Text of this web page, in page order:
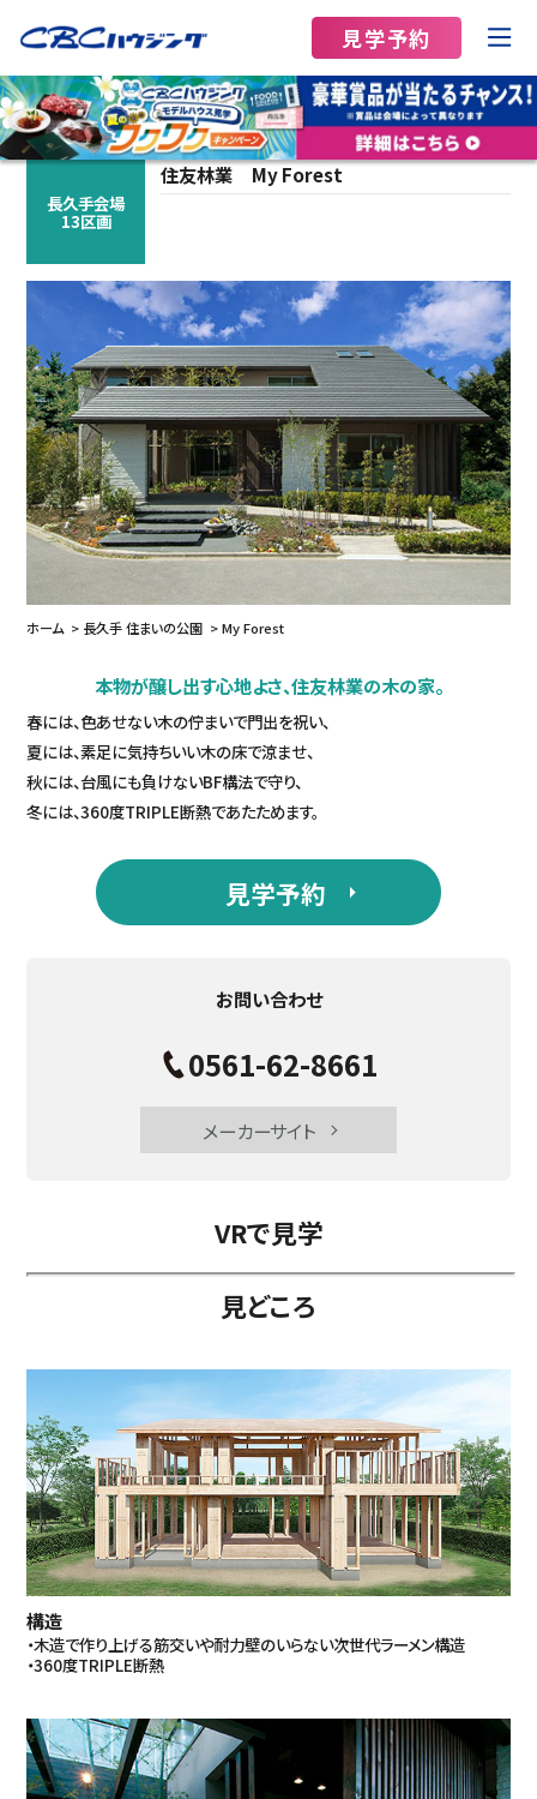
見学予約
長久手会場
13区画
住友林業 My Forest
ホーム 長久手 住まいの公園 My Forest
見学予約
お問い合わせ
0561-62-8661
メーカーサイト
本物が醸し出す心地よさ、住友林業の木の家。
春には、色あせない木の佇まいで門出を祝い、
夏には、素足に気持ちいい木の床で涼ませ、
秋には、台風にも負けないBF構法で守り、
冬には、360度TRIPLE断熱であたためます。
VRで見学
見どころ
構造
・木造で作り上げる筋交いや耐力壁のいらない次世代ラーメン構造
・360度TRIPLE断熱